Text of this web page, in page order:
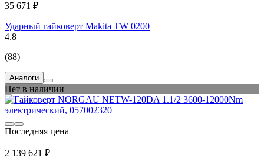
35 671 ₽
Ударный гайковерт Makita TW 0200
4.8
(88)
Аналоги
Нет в наличии
Последняя цена
2 139 621 ₽